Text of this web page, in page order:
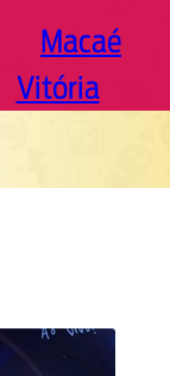
Macaé
Vitória